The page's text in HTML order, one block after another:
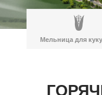
Мельница для